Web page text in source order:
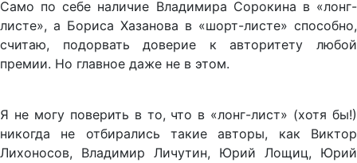
Само по себе наличие Владимира Сорокина в «лонг-
листе», а Бориса Хазанова в «шорт-листе» способно,
считаю, подорвать доверие к авторитету любой
премии. Но главное даже не в этом.
Я не могу поверить в то, что в «лонг-лист» (хотя бы!)
никогда не отбирались такие авторы, как Виктор
Лихоносов, Владимир Личутин, Юрий Лощиц, Юрий